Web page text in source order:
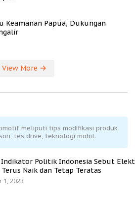
Keamanan Papua, Dukungan
View More
meliputi tips modifikasi produk
tes drive, teknologi mobil.
Indikator Politik Indonesia Sebut
Terus Naik dan Tetap Teratas
1, 2023